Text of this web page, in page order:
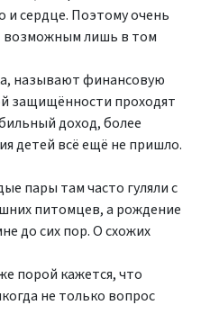
и сердце. Поэтому очень
возможным лишь в том
называют финансовую
защищённости проходят
доход, более
детей всё ещё не пришло.
пары там часто гуляли с
питомцев, а рождение
до сих пор. О схожих
порой кажется, что
не только вопрос